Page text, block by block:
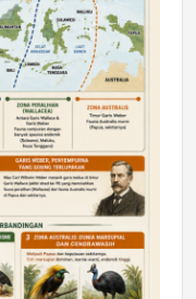
Timur 2 Dukung
dalam Astra
Leaders 2026